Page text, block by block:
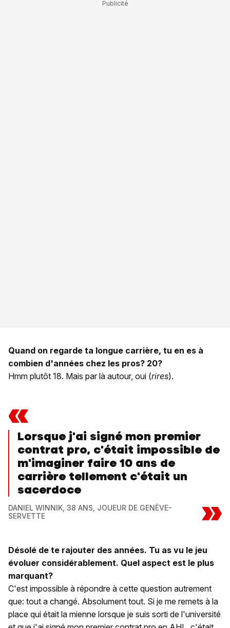
Quand on regarde ta longue carrière, tu en es à
combien d'années chez les pros? 20?
Hmm plutôt 18. Mais par là autour, oui (rires).
«
Lorsque j'ai signé mon premier
contrat pro, c'était impossible de
m'imaginer faire 10 ans de
carrière tellement c'était un
sacerdoce
DANIEL WINNIK, 38 ANS, JOUEUR DE GENÈVE-
SERVETTE
»
Désolé de te rajouter des années. Tu as vu le jeu
évoluer considérablement. Quel aspect est le plus
marquant?
C'est impossible à répondre à cette question autrement
que: tout a changé. Absolument tout. Si je me remets à la
place qui était la mienne lorsque je suis sorti de l'université